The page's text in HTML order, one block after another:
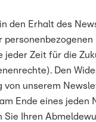
den Erhalt des
personenbezogenen
jeder Zeit für die
Den
von unserem
Ende eines jeden
Sie Ihren